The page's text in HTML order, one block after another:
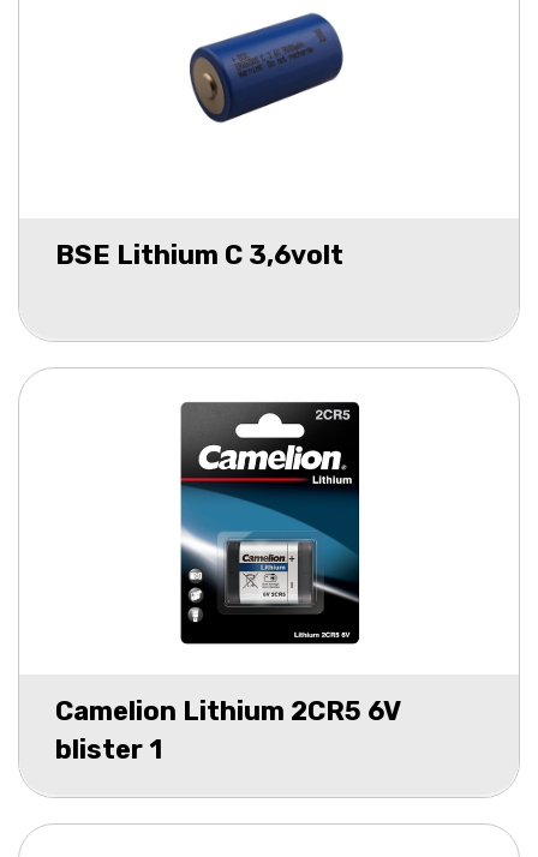
BSE Lithium C 3,6volt
Camelion Lithium 2CR5 6V
blister 1